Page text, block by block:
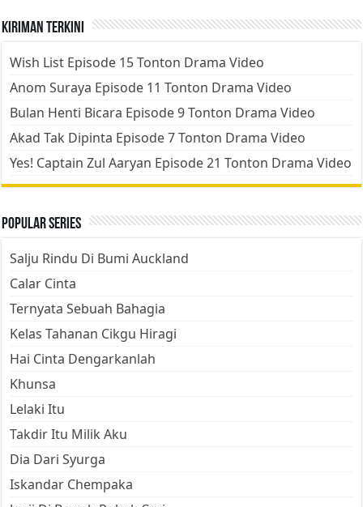
Kiriman Terkini
Wish List Episode 15 Tonton Drama Video
Anom Suraya Episode 11 Tonton Drama Video
Bulan Henti Bicara Episode 9 Tonton Drama Video
Akad Tak Dipinta Episode 7 Tonton Drama Video
Yes! Captain Zul Aaryan Episode 21 Tonton Drama Video
Popular Series
Salju Rindu Di Bumi Auckland
Calar Cinta
Ternyata Sebuah Bahagia
Kelas Tahanan Cikgu Hiragi
Hai Cinta Dengarkanlah
Khunsa
Lelaki Itu
Takdir Itu Milik Aku
Dia Dari Syurga
Iskandar Chempaka